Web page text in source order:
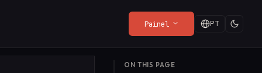
Painel PT
ON THIS PAGE